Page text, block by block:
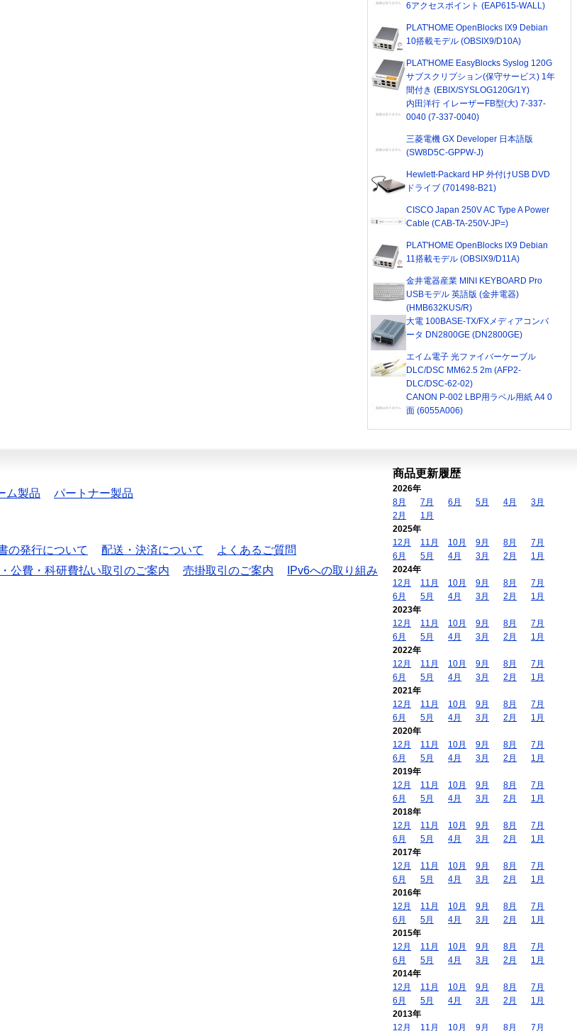
6アクセスポイント (EAP615-WALL)
PLAT'HOME OpenBlocks IX9 Debian
10搭載モデル (OBSIX9/D10A)
PLAT'HOME EasyBlocks Syslog 120G
サブスクリプション(保守サービス) 1年
間付き (EBIX/SYSLOG120G/1Y)
内田洋行 イレーザーFB型(大) 7-337-
0040 (7-337-0040)
三菱電機 GX Developer 日本語版
(SW8D5C-GPPW-J)
Hewlett-Packard HP 外付けUSB DVD
ドライブ (701498-B21)
CISCO Japan 250V AC Type A Power
Cable (CAB-TA-250V-JP=)
PLAT'HOME OpenBlocks IX9 Debian
11搭載モデル (OBSIX9/D11A)
金井電器産業 MINI KEYBOARD Pro
USBモデル 英語版 (金井電器)
(HMB632KUS/R)
大電 100BASE-TX/FXメディアコンバ
ータ DN2800GE (DN2800GE)
エイム電子 光ファイバーケーブル
DLC/DSC MM62.5 2m (AFP2-
DLC/DSC-62-02)
CANON P-002 LBP用ラベル用紙 A4 0
面 (6055A006)
ム製品 パートナー製品
の発行について 配送・決済について
よくあるご質問
公費・科研費払い取引のご案内 売掛取引のご案内
IPv6への取り組み
商品更新履歴
2026年
8月
7月 6月 5月 4月
3月
2月
1月
2025年
12月
11月 10月 9月 8月
7月
6月
5月 4月 3月 2月
1月
2024年
12月
11月 10月 9月 8月
7月
6月
5月 4月 3月 2月
1月
2023年
12月
11月 10月 9月 8月
7月
6月
5月 4月 3月 2月
1月
2022年
12月
11月 10月 9月 8月
7月
6月
5月 4月 3月 2月
1月
2021年
12月
11月 10月 9月 8月
7月
6月
5月 4月 3月 2月
1月
2020年
12月
11月 10月 9月 8月
7月
6月
5月 4月 3月 2月
1月
2019年
12月
11月 10月 9月 8月
7月
6月
5月 4月 3月 2月
1月
2018年
12月
11月 10月 9月 8月
7月
6月
5月 4月 3月 2月
1月
2017年
12月
11月 10月 9月 8月
7月
6月
5月 4月 3月 2月
1月
2016年
12月
11月 10月 9月 8月
7月
6月
5月 4月 3月 2月
1月
2015年
12月
11月 10月 9月 8月
7月
6月
5月 4月 3月 2月
1月
2014年
12月
11月 10月 9月 8月
7月
6月
5月 4月 3月 2月
1月
2013年
12月
11月 10月 9月 8月 7月